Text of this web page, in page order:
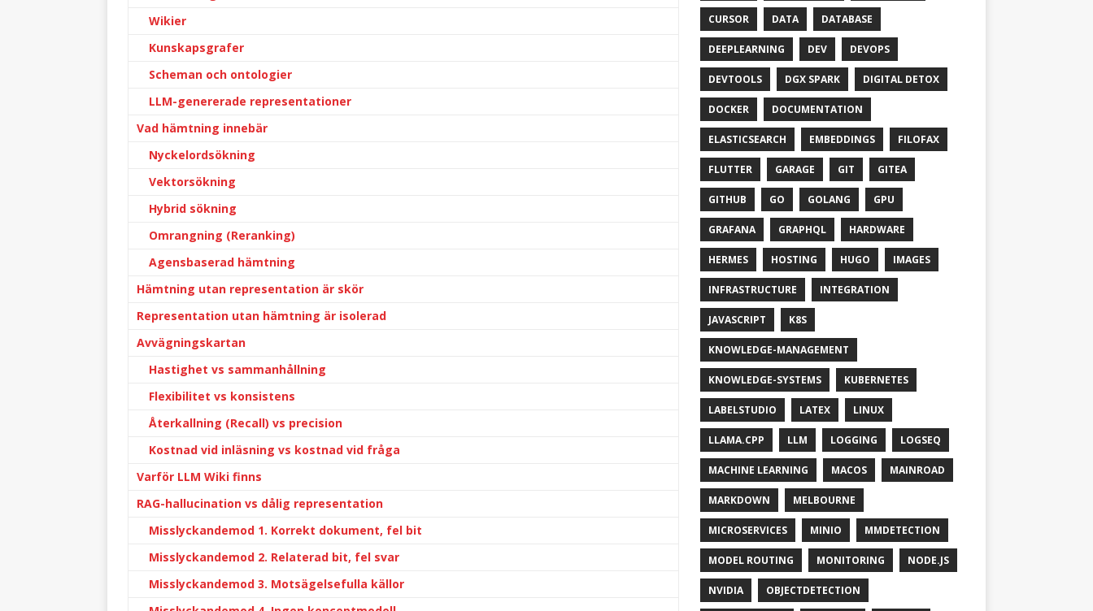
Wikier
Kunskapsgrafer
Scheman och ontologier
LLM-genererade representationer
Vad hämtning innebär
Nyckelordsökning
Vektorsökning
Hybrid sökning
Omrangning (Reranking)
Agensbaserad hämtning
Hämtning utan representation är skör
Representation utan hämtning är isolerad
Avvägningskartan
Hastighet vs sammanhållning
Flexibilitet vs konsistens
Återkallning (Recall) vs precision
Kostnad vid inläsning vs kostnad vid fråga
Varför LLM Wiki finns
RAG-hallucination vs dålig representation
Misslyckandemod 1. Korrekt dokument, fel bit
Misslyckandemod 2. Relaterad bit, fel svar
Misslyckandemod 3. Motsägelsefulla källor
CURSOR DATA DATABASE
DEEPLEARNING DEV DEVOPS
DEVTOOLS DGX SPARK DIGITAL DETOX
DOCKER DOCUMENTATION
ELASTICSEARCH EMBEDDINGS FILOFAX
FLUTTER GARAGE GIT GITEA
GITHUB GO GOLANG GPU
GRAFANA GRAPHQL HARDWARE
HERMES HOSTING HUGO IMAGES
INFRASTRUCTURE INTEGRATION
JAVASCRIPT K8S
KNOWLEDGE-MANAGEMENT
KNOWLEDGE-SYSTEMS KUBERNETES
LABELSTUDIO LATEX LINUX
LLAMA.CPP LLM LOGGING LOGSEQ
MACHINE LEARNING MACOS MAINROAD
MARKDOWN MELBOURNE
MICROSERVICES MINIO MMDETECTION
MODEL ROUTING MONITORING NODE.JS
NVIDIA OBJECTDETECTION